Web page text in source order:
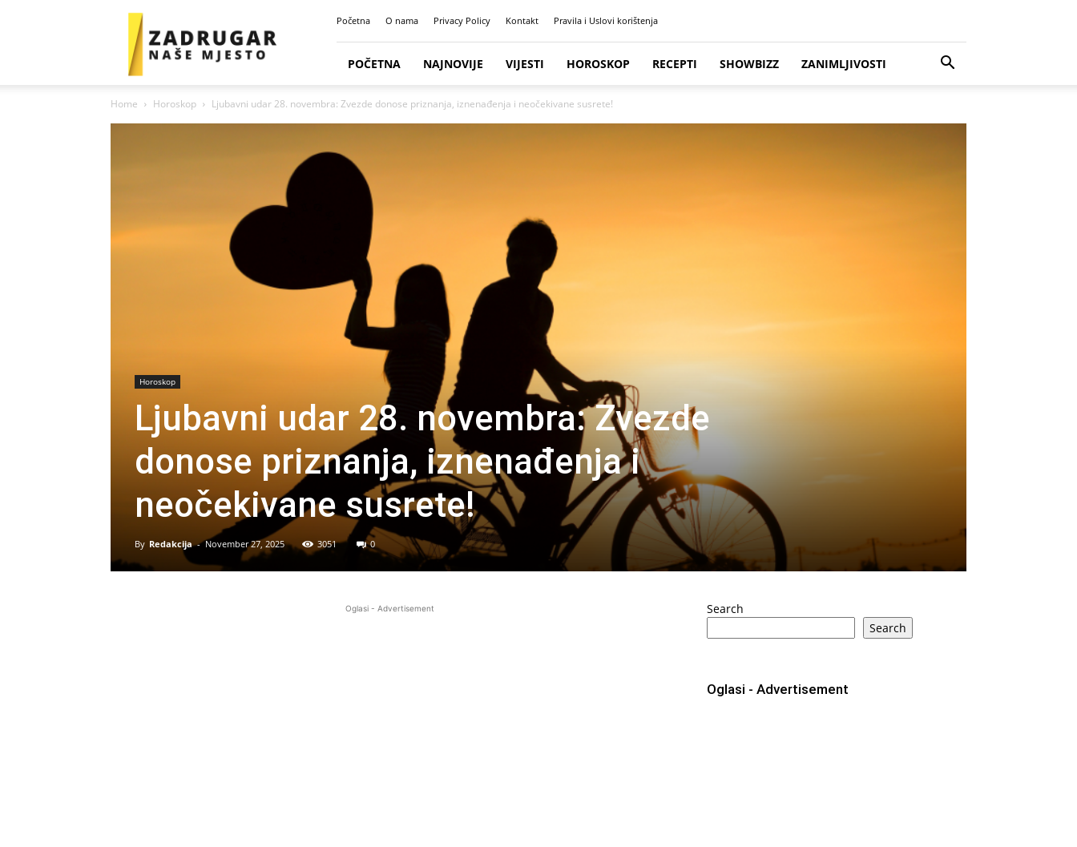
Zadrugar
Početna O nama Privacy Policy Kontakt Pravila i Uslovi korištenja
POČETNA NAJNOVIJE VIJESTI HOROSKOP RECEPTI SHOWBIZZ ZANIMLJIVOSTI
Home Horoskop Ljubavni udar 28. novembra: Zvezde donose priznanja, iznenađenja i neočekivane susrete!
Horoskop
Ljubavni udar 28. novembra: Zvezde
donose priznanja, iznenađenja i
neočekivane susrete!
By Redakcija - November 27, 2025 3051 0
Oglasi - Advertisement
Search
Search
Oglasi - Advertisement